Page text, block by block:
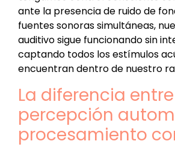
ante la presencia de ruido de
fuentes sonoras simultáneas,
auditivo sigue funcionando sin
captando todos los estímulos
encuentran dentro de nuestro
La diferencia entre
percepción
procesamiento